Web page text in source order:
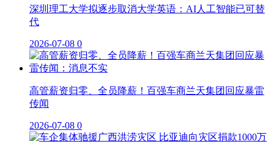
深圳理工大学拟逐步取消大学英语：AI人工智能已可替
代
2026-07-08 0
高管薪资归零、全员降薪！百强车商兰天集团回应暴雷
传闻
2026-07-08 0